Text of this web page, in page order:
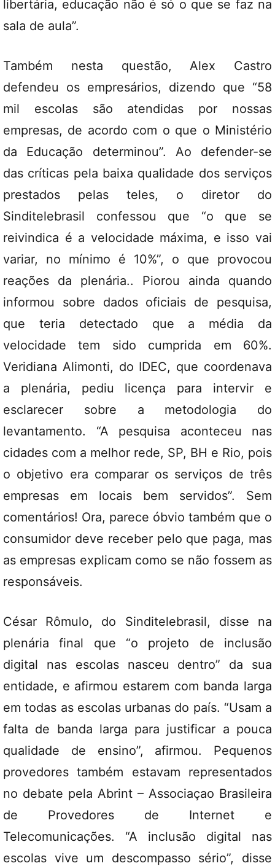
libertária, educação não é só o que se faz na
sala de aula”.
Também nesta questão, Alex Castro
defendeu os empresários, dizendo que “58
mil escolas são atendidas por nossas
empresas, de acordo com o que o Ministério
da Educação determinou”. Ao defender-se
das críticas pela baixa qualidade dos serviços
prestados pelas teles, o diretor do
Sinditelebrasil confessou que “o que se
reivindica é a velocidade máxima, e isso vai
variar, no mínimo é 10%”, o que provocou
reações da plenária.. Piorou ainda quando
informou sobre dados oficiais de pesquisa,
que teria detectado que a média da
velocidade tem sido cumprida em 60%.
Veridiana Alimonti, do IDEC, que coordenava
a plenária, pediu licença para intervir e
esclarecer sobre a metodologia do
levantamento. “A pesquisa aconteceu nas
cidades com a melhor rede, SP, BH e Rio, pois
o objetivo era comparar os serviços de três
empresas em locais bem servidos”. Sem
comentários! Ora, parece óbvio também que o
consumidor deve receber pelo que paga, mas
as empresas explicam como se não fossem as
responsáveis.
César Rômulo, do Sinditelebrasil, disse na
plenária final que “o projeto de inclusão
digital nas escolas nasceu dentro” da sua
entidade, e afirmou estarem com banda larga
em todas as escolas urbanas do país. “Usam a
falta de banda larga para justificar a pouca
qualidade de ensino”, afirmou. Pequenos
provedores também estavam representados
no debate pela Abrint – Associaçao Brasileira
de Provedores de Internet e
Telecomunicações. “A inclusão digital nas
escolas vive um descompasso sério”, disse